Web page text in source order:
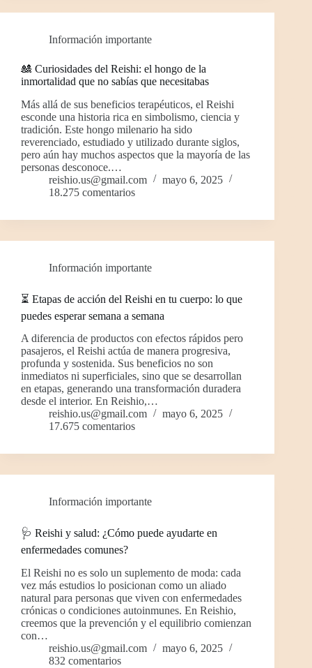
Información importante
🎎 Curiosidades del Reishi: el hongo de la
inmortalidad que no sabías que necesitabas
Más allá de sus beneficios terapéuticos, el Reishi
esconde una historia rica en simbolismo, ciencia y
tradición. Este hongo milenario ha sido
reverenciado, estudiado y utilizado durante siglos,
pero aún hay muchos aspectos que la mayoría de las
personas desconoce.…
reishio.us@gmail.com
mayo 6, 2025
18.275 comentarios
Información importante
⏳ Etapas de acción del Reishi en tu cuerpo: lo que
puedes esperar semana a semana
A diferencia de productos con efectos rápidos pero
pasajeros, el Reishi actúa de manera progresiva,
profunda y sostenida. Sus beneficios no son
inmediatos ni superficiales, sino que se desarrollan
en etapas, generando una transformación duradera
desde el interior. En Reishio,…
reishio.us@gmail.com
mayo 6, 2025
17.675 comentarios
Información importante
🩺 Reishi y salud: ¿Cómo puede ayudarte en
enfermedades comunes?
El Reishi no es solo un suplemento de moda: cada
vez más estudios lo posicionan como un aliado
natural para personas que viven con enfermedades
crónicas o condiciones autoinmunes. En Reishio,
creemos que la prevención y el equilibrio comienzan
con…
reishio.us@gmail.com
mayo 6, 2025
832 comentarios